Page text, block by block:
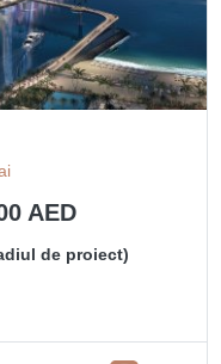
AED
de proiect)